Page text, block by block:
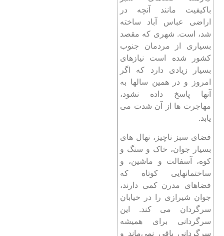
باکیفیت مانند آنچه در
اراضی عباس آباد ساخته
شد، است. شهری که مقصد
بسیاری از مردمان جنوب
کشور شده است نیازهای
بسیار زیادی دارد که اگر
امروز و در همین سالها به
آنها پاسخ داده نشود،
مهاجرت ها از آن شدت می
یابد.
فضای سبز ناچیز، نهال های
بسیار جوان، خاک و سنگ و
کوه، آسفالت و ماشین، و
ساختمانهایی کوتاه که
فضاهای مدرن کمی دارند،
جوان شیرازی را در خیابان
سرگردان می کند. این
سرگردانی برای همیشه
سرگردانی باقی نمی‌ماند و